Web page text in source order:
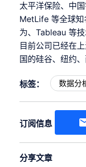
太平洋保险、中
MetLife 等全球知
为、Tableau 等
目前公司已经在
国的硅谷、纽约
标签： 数据分
订阅信息
分享文章